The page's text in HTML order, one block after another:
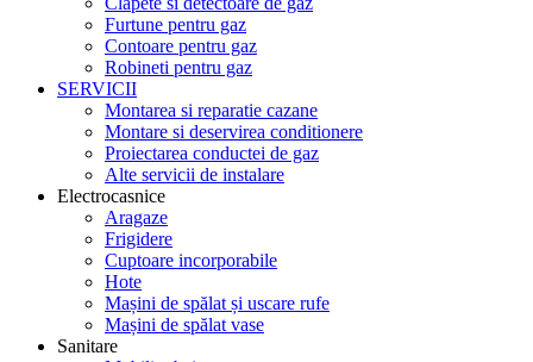
Furtune pentru gaz
Contoare pentru gaz
Robineti pentru gaz
SERVICII
Montarea si reparatie cazane
Montare si deservirea conditionere
Proiectarea conductei de gaz
Alte servicii de instalare
Electrocasnice
Aragaze
Frigidere
Cuptoare incorporabile
Hote
Mașini de spălat și uscare rufe
Mașini de spălat vase
Sanitare